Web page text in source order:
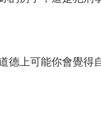
德上可能你會覺得